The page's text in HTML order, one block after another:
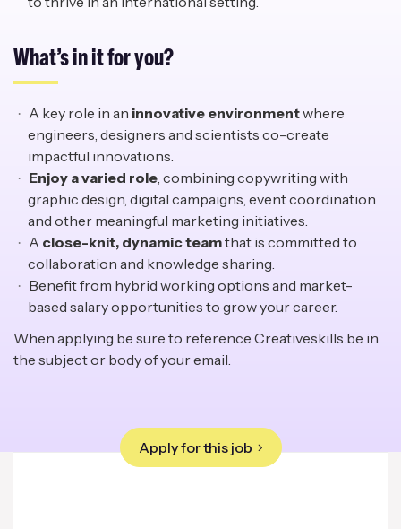
What’s init foryou?
A key role in an innovative environmentwhere
engineers, designers and scientists co-create
impactful innovations.
Enjoy a varied role, combining copywriting with
graphic design, digital campaigns, event coordination
and other meaningful marketing initiatives.
A close-knit, dynamic teamthat is committed to
collaboration and knowledge sharing.
Benefit from hybrid working options and market-
based salary opportunities to grow your career.
When applying be sure to reference Creativeskills.be in
the subject or body of your email.